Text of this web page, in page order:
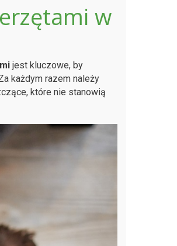
w
jest kluczowe, by
każdym razem należy
które nie stanowią